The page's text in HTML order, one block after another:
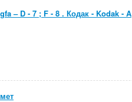
– D - 7 ; F - 8 . Кодак - Kodak - A